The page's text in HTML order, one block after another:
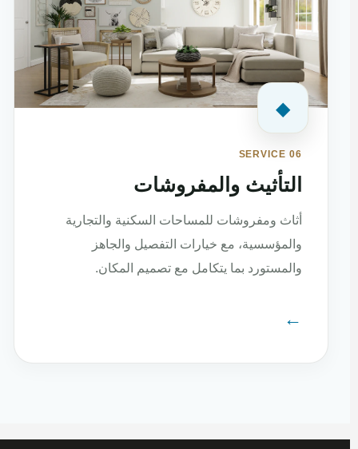
◆
SERVICE 06
التأثيث والمفروشات
أثاث ومفروشات للمساحات السكنية والتجارية
والمؤسسية، مع خيارات التفصيل والجاهز
والمستورد بما يتكامل مع تصميم المكان.
←